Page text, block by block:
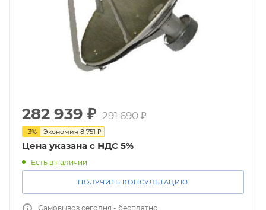
282 939 ₽ 291 690₽
-3% Экономия 8 751 ₽
Цена указана с НДС 5%
Есть в наличии
ПОЛУЧИТЬ КОНСУЛЬТАЦИЮ
Самовывоз сегодня - бесплатно